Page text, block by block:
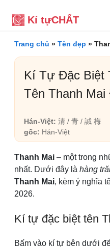
Kí tựCHẤT
Trang chủ » Tên đẹp »
Kí Tự Đặc Biệt
Tên Thanh Mai
Hán-Việt: 清 / 青 / 誠 梅
gốc: Hán-Việt
Thanh Mai – một trong
nhất. Dưới đây là hàng
Thanh Mai, kèm ý nghĩa
2026.
Kí tự đặc biệt tên
Bấm vào kí tự bên dưới